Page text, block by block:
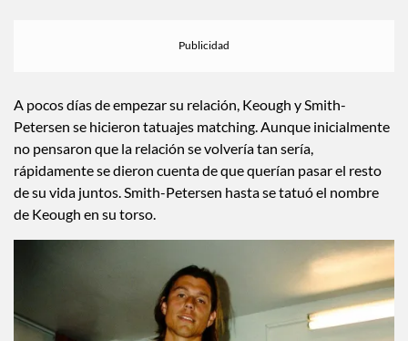
A pocos días de empezar su relación, Keough y Smith-
Petersen se hicieron tatuajes matching. Aunque inicialmente
no pensaron que la relación se volvería tan sería,
rápidamente se dieron cuenta de que querían pasar el resto
de su vida juntos. Smith-Petersen hasta se tatuó el nombre
de Keough en su torso.